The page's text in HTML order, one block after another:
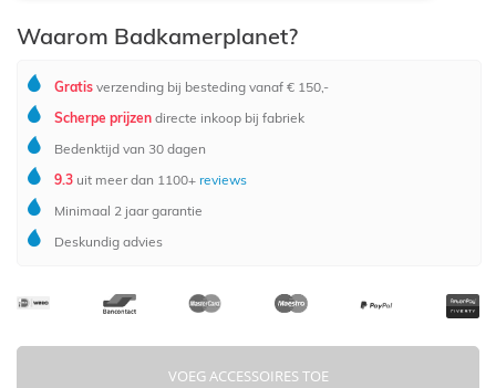
Waarom Badkamerplanet?
Gratis verzending bij besteding vanaf € 150,-
Scherpe prijzen directe inkoop bij fabriek
Bedenktijd van 30 dagen
9.3 uit meer dan 1100+ reviews
Minimaal 2 jaar garantie
Deskundig advies
VOEG ACCESSOIRES TOE